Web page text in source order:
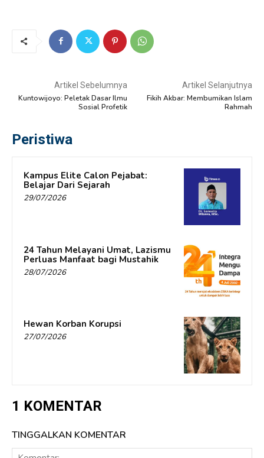
Artikel Sebelumnya
Kuntowijoyo: Peletak Dasar Ilmu
Sosial Profetik
Artikel Selanjutnya
Fikih Akbar: Membumikan Islam
Rahmah
Peristiwa
Kampus Elite Calon Pejabat:
Belajar Dari Sejarah
29/07/2026
24 Tahun Melayani Umat, Lazismu
Perluas Manfaat bagi Mustahik
28/07/2026
Hewan Korban Korupsi
27/07/2026
1 KOMENTAR
TINGGALKAN KOMENTAR